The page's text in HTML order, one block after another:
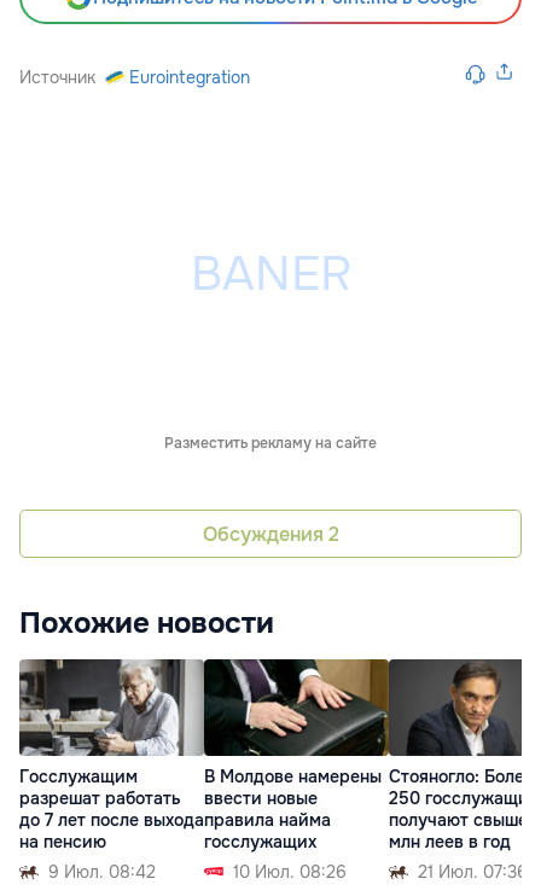
Источник Eurointegration
Разместить рекламу на сайте
Обсуждения 2
Похожие новости
Госслужащим
разрешат работать
до 7 лет после выхода
на пенсию
9 Июл. 08:42
В Молдове намерены
ввести новые
правила найма
госслужащих
10 Июл. 08:26
Стояногло: Более
250 госслужащих
получают свыше 1
млн леев в год
21 Июл. 07:36